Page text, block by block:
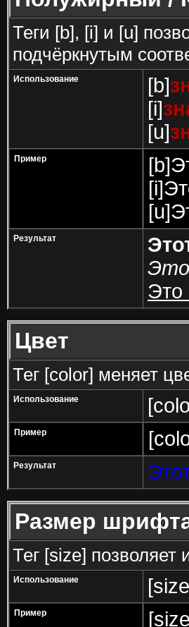
Теги [b], [i] и [u]
подчёркнутым
Использование [b]
[i]
[u]
Пример
Результат
Это
Цвет
Тег [color] меняет
Использование
Пример
Результат
Размер
Тег [size]
Использование
Пример